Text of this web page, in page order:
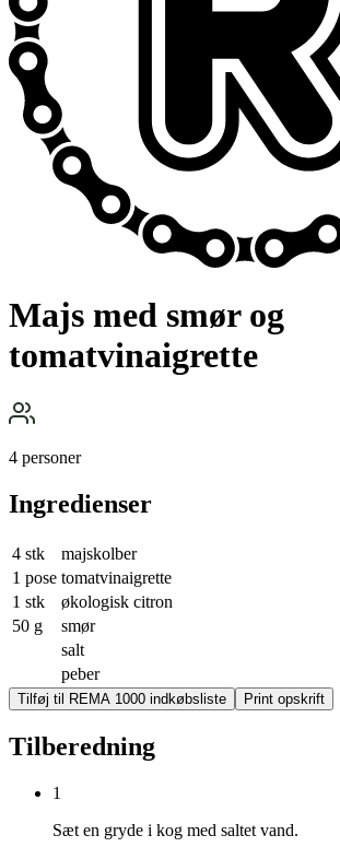
Majs med smør og
tomatvinaigrette
4 personer
Ingredienser
4 stk
majskolber
1 pose tomatvinaigrette
1 stk
økologisk citron
50 g
smør
salt
peber
Tilføj til REMA 1000 indkøbsliste Print opskrift
Tilberedning
1
Sæt en gryde i kog med saltet vand.